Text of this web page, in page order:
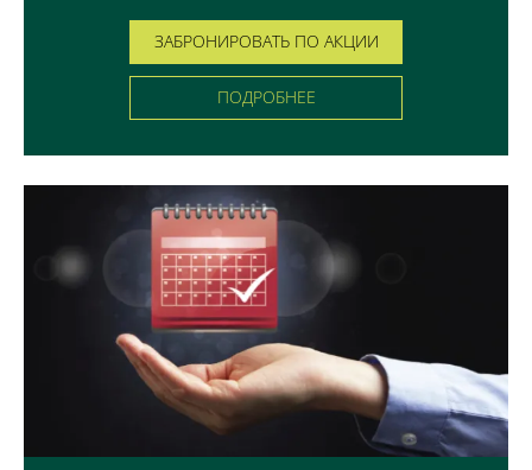
ЗАБРОНИРОВАТЬ ПО АКЦИИ
ПОДРОБНЕЕ